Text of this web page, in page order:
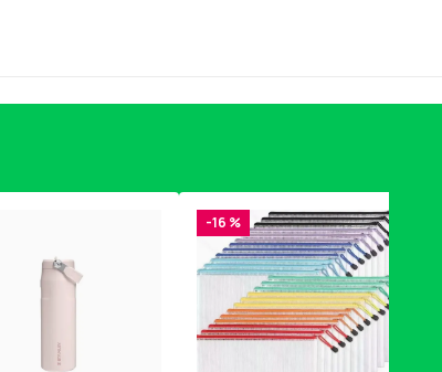
-16 %